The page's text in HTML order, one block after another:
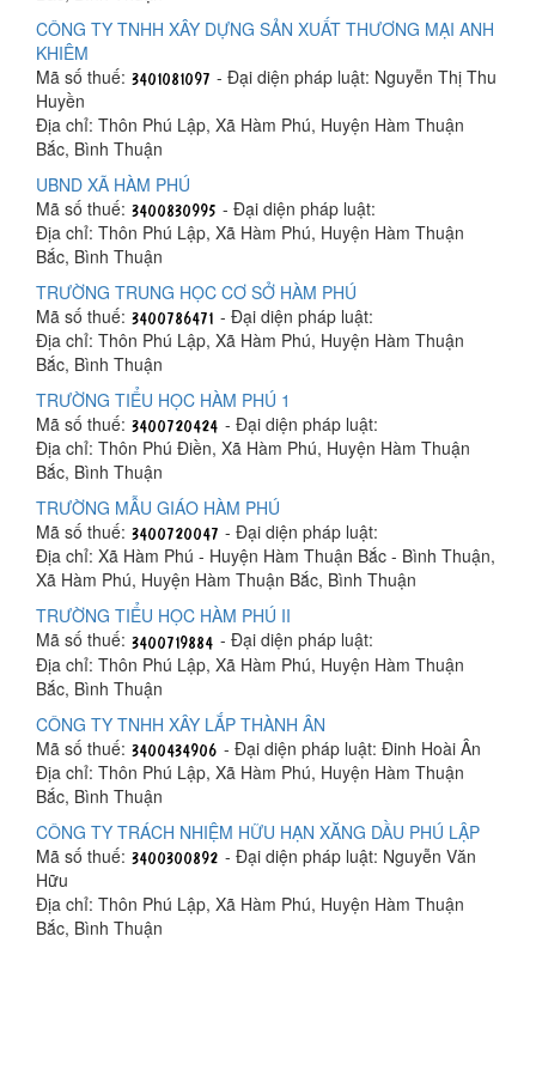
CÔNG TY TNHH XÂY DỰNG SẢN XUẤT THƯƠNG MẠI ANH
KHIÊM
Mã số thuế:
- Đại diện pháp luật: Nguyễn Thị Thu
Huyền
Địa chỉ: Thôn Phú Lập, Xã Hàm Phú, Huyện Hàm Thuận
Bắc, Bình Thuận
UBND XÃ HÀM PHÚ
Mã số thuế:
- Đại diện pháp luật:
Địa chỉ: Thôn Phú Lập, Xã Hàm Phú, Huyện Hàm Thuận
Bắc, Bình Thuận
TRƯỜNG TRUNG HỌC CƠ SỞ HÀM PHÚ
Mã số thuế:
- Đại diện pháp luật:
Địa chỉ: Thôn Phú Lập, Xã Hàm Phú, Huyện Hàm Thuận
Bắc, Bình Thuận
TRƯỜNG TIỂU HỌC HÀM PHÚ 1
Mã số thuế:
- Đại diện pháp luật:
Địa chỉ: Thôn Phú Điền, Xã Hàm Phú, Huyện Hàm Thuận
Bắc, Bình Thuận
TRƯỜNG MẪU GIÁO HÀM PHÚ
Mã số thuế:
- Đại diện pháp luật:
Địa chỉ: Xã Hàm Phú - Huyện Hàm Thuận Bắc - Bình Thuận,
Xã Hàm Phú, Huyện Hàm Thuận Bắc, Bình Thuận
TRƯỜNG TIỂU HỌC HÀM PHÚ II
Mã số thuế:
- Đại diện pháp luật:
Địa chỉ: Thôn Phú Lập, Xã Hàm Phú, Huyện Hàm Thuận
Bắc, Bình Thuận
CÔNG TY TNHH XÂY LẮP THÀNH ÂN
Mã số thuế:
- Đại diện pháp luật: Đinh Hoài Ân
Địa chỉ: Thôn Phú Lập, Xã Hàm Phú, Huyện Hàm Thuận
Bắc, Bình Thuận
CÔNG TY TRÁCH NHIỆM HỮU HẠN XĂNG DẦU PHÚ LẬP
Mã số thuế:
- Đại diện pháp luật: Nguyễn Văn
Hữu
Địa chỉ: Thôn Phú Lập, Xã Hàm Phú, Huyện Hàm Thuận
Bắc, Bình Thuận